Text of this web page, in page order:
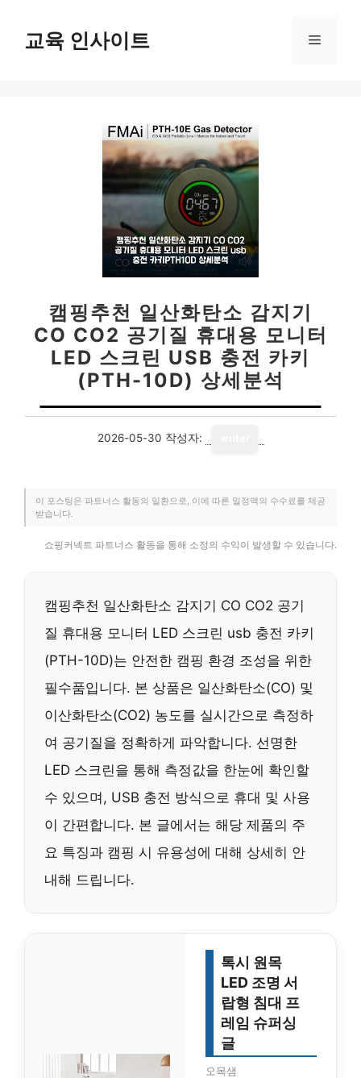
교육 인사이트 메
캠핑추천 일산화탄소 감지기
CO CO2 공기질 휴대용 모니터
LED 스크린 USB 충전 카키
(PTH-10D) 상세분석
2026-05-30 작성자:
이 포스팅은 파트너스 활동의 일환으로, 이에 따른 일정액의 수수료를 제공
받습니다.
쇼핑커넥트 파트너스 활동을 통해 소정의 수익이 발생할 수 있습니다.
캠핑추천 일산화탄소 감지기 CO CO2 공기
질 휴대용 모니터 LED 스크린 usb 충전 카키
(PTH-10D)는 안전한 캠핑 환경 조성을 위한
필수품입니다. 본 상품은 일산화탄소(CO) 및
이산화탄소(CO2) 농도를 실시간으로 측정하
여 공기질을 정확하게 파악합니다. 선명한
LED 스크린을 통해 측정값을 한눈에 확인할
수 있으며, USB 충전 방식으로 휴대 및 사용
이 간편합니다. 본 글에서는 해당 제품의 주
요 특징과 캠핑 시 유용성에 대해 상세히 안
내해 드립니다.
톡시 원목
LED 조명 서
랍형 침대 프
레임 슈퍼싱
글
오목샘